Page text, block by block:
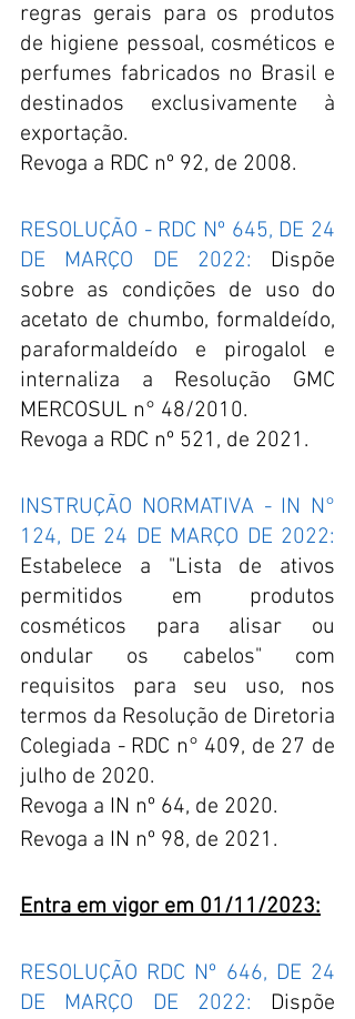
regras gerais para os produtos
de higiene pessoal, cosméticos e
perfumes fabricados no Brasil e
destinados exclusivamente à
exportação.
Revoga a RDC nº 92, de 2008.
RESOLUÇÃO - RDC Nº 645, DE 24
DE MARÇO DE 2022: Dispõe
sobre as condições de uso do
acetato de chumbo, formaldeído,
paraformaldeído e pirogalol e
internaliza a Resolução GMC
MERCOSUL n° 48/2010.
Revoga a RDC nº 521, de 2021.
INSTRUÇÃO NORMATIVA - IN N°
124, DE 24 DE MARÇO DE 2022:
Estabelece a "Lista de ativos
permitidos em produtos
cosméticos para alisar ou
ondular os cabelos" com
requisitos para seu uso, nos
termos da Resolução de Diretoria
Colegiada - RDC n° 409, de 27 de
julho de 2020.
Revoga a IN nº 64, de 2020.
Revoga a IN nº 98, de 2021.
Entra em vigor em 01/11/2023:
RESOLUÇÃO RDC Nº 646, DE 24
DE MARÇO DE 2022: Dispõe